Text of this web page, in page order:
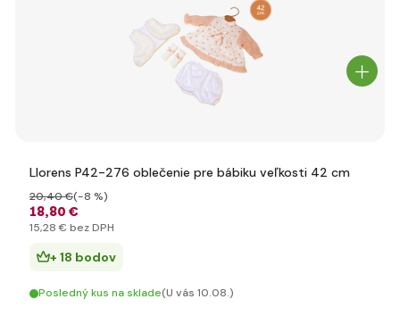
Llorens P42-276 oblečenie pre bábiku veľkosti 42 cm
18,80 €
20,40 €(-8 %)
15,28 € bez DPH
+ 18 bodov
Posledný kus na sklade(U vás 10.08.)